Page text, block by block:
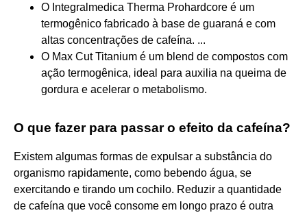
O Integralmedica Therma Prohardcore é um
termogênico fabricado à base de guaraná e com
altas concentrações de cafeína. ...
O Max Cut Titanium é um blend de compostos com
ação termogênica, ideal para auxilia na queima de
gordura e acelerar o metabolismo.
O que fazer para passar o efeito da cafeína?
Existem algumas formas de expulsar a substância do
organismo rapidamente, como bebendo água, se
exercitando e tirando um cochilo. Reduzir a quantidade
de cafeína que você consome em longo prazo é outra